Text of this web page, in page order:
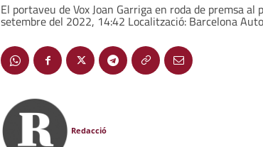
El portaveu de Vox Joan Garriga en roda de premsa
setembre del 2022, 14:42 Localització: Barcelona
Redacció